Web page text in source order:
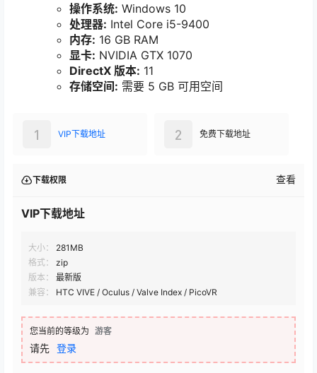
操作系统: Windows 10
处理器: Intel Core i5-9400
内存: 16 GB RAM
显卡: NVIDIA GTX 1070
DirectX 版本: 11
存储空间: 需要 5 GB 可用空间
VIP下载地址
1 免费下载地址
2
下载权限 查看
VIP下载地址
大小：
281MB
格式：
zip
版本：
最新版
兼容：
HTC VIVE / Oculus / Valve Index / PicoVR
您当前的等级为 游客
请先 登录